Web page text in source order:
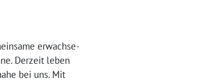
erwach­se­
Derzeit leben
bei uns. Mit